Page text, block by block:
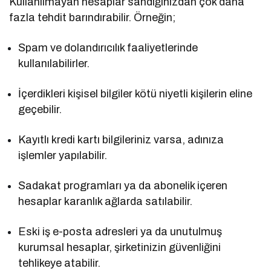
fazla tehdit barındırabilir. Örneğin;
Spam ve dolandırıcılık faaliyetlerinde
kullanılabilirler.
İçerdikleri kişisel bilgiler kötü niyetli kişilerin eline
geçebilir.
Kayıtlı kredi kartı bilgileriniz varsa, adınıza
işlemler yapılabilir.
Sadakat programları ya da abonelik içeren
hesaplar karanlık ağlarda satılabilir.
Eski iş e-posta adresleri ya da unutulmuş
kurumsal hesaplar, şirketinizin güvenliğini
tehlikeye atabilir.